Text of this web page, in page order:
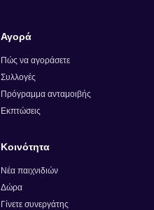
Αγορά
Πώς να αγοράσετε
Συλλογές
Πρόγραμμα ανταμοιβής
Εκπτώσεις
Κοινότητα
Νέα παιχνιδιών
Δώρα
Γίνετε συνεργάτης